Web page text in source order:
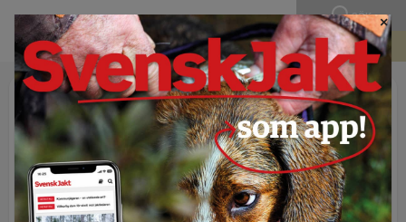
SÖK
BLI MEDLEM
Publicerad 8 juli 2026 - 11:00
×